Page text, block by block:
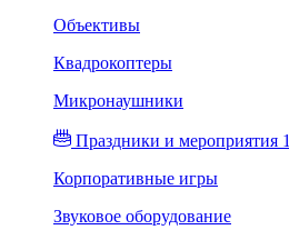
Объективы
Квадрокоптеры
Микронаушники
Праздники и мероприятия 1
Корпоративные игры
Звуковое оборудование